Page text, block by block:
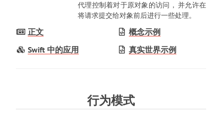
代理控制着对于原对象的访问
并允许在
将请求提交给对象前后进行一些处理。
正文
Swift 中的应用
概念示例
真实世界示例
行为模式